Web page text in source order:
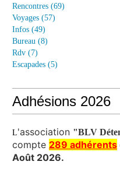
Rencontres (69)
Voyages (57)
Infos (49)
Bureau (8)
Rdv (7)
Escapades (5)
Adhésions 2026
L'association "BLV
compte 289 adhérents
Août 2026.